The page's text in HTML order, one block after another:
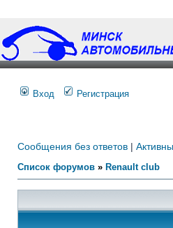
Вход Регистрация
Сообщения без ответов |
Список форумов » Renault club